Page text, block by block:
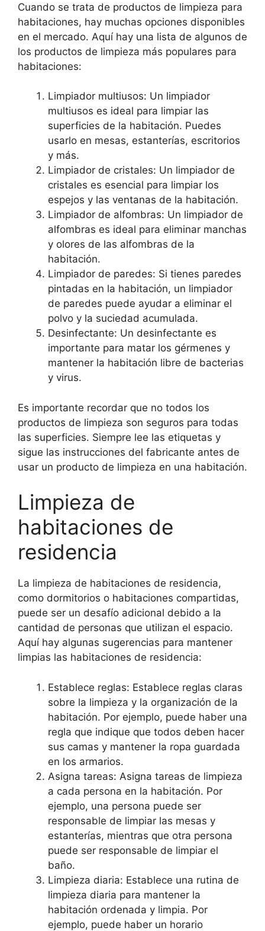
Cuando se trata de productos de limpieza para
habitaciones, hay muchas opciones disponibles
en el mercado. Aquí hay una lista de algunos de
los productos de limpieza más populares para
habitaciones:
Limpiador multiusos: Un limpiador
multiusos es ideal para limpiar las
superficies de la habitación. Puedes
usarlo en mesas, estanterías, escritorios
y más.
Limpiador de cristales: Un limpiador de
cristales es esencial para limpiar los
espejos y las ventanas de la habitación.
Limpiador de alfombras: Un limpiador de
alfombras es ideal para eliminar manchas
y olores de las alfombras de la
habitación.
Limpiador de paredes: Si tienes paredes
pintadas en la habitación, un limpiador
de paredes puede ayudar a eliminar el
polvo y la suciedad acumulada.
Desinfectante: Un desinfectante es
importante para matar los gérmenes y
mantener la habitación libre de bacterias
y virus.
Es importante recordar que no todos los
productos de limpieza son seguros para todas
las superficies. Siempre lee las etiquetas y
sigue las instrucciones del fabricante antes de
usar un producto de limpieza en una habitación.
Limpieza de
habitaciones de
residencia
La limpieza de habitaciones de residencia,
como dormitorios o habitaciones compartidas,
puede ser un desafío adicional debido a la
cantidad de personas que utilizan el espacio.
Aquí hay algunas sugerencias para mantener
limpias las habitaciones de residencia:
Establece reglas: Establece reglas claras
sobre la limpieza y la organización de la
habitación. Por ejemplo, puede haber una
regla que indique que todos deben hacer
sus camas y mantener la ropa guardada
en los armarios.
Asigna tareas: Asigna tareas de limpieza
a cada persona en la habitación. Por
ejemplo, una persona puede ser
responsable de limpiar las mesas y
estanterías, mientras que otra persona
puede ser responsable de limpiar el
baño.
Limpieza diaria: Establece una rutina de
limpieza diaria para mantener la
habitación ordenada y limpia. Por
ejemplo, puede haber un horario